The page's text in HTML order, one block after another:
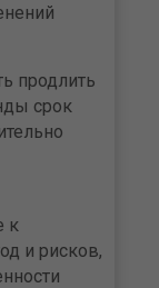
продлить
срок
к
и рисков,